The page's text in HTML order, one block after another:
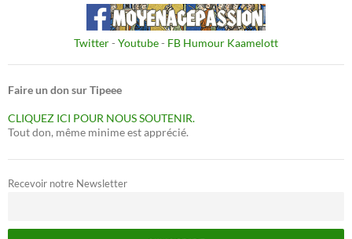
Twitter- Youtube- FB Humour Kaamelott
Faire un don sur Tipeee
CLIQUEZ ICI POUR NOUS SOUTENIR.
Tout don, même minime est apprécié.
Recevoir notre Newsletter